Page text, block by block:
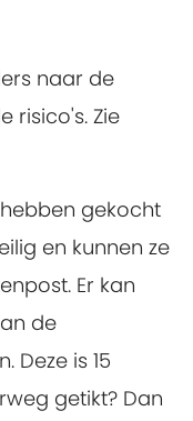
naar de
risico's. Zie
gekocht
en kunnen ze
Er kan
de
Deze is 15
getikt? Dan